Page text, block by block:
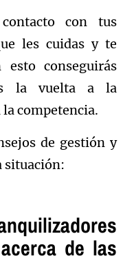
con tus
les cuidas y te
conseguirás
la vuelta a la
competencia.
de gestión y
situación:
de las